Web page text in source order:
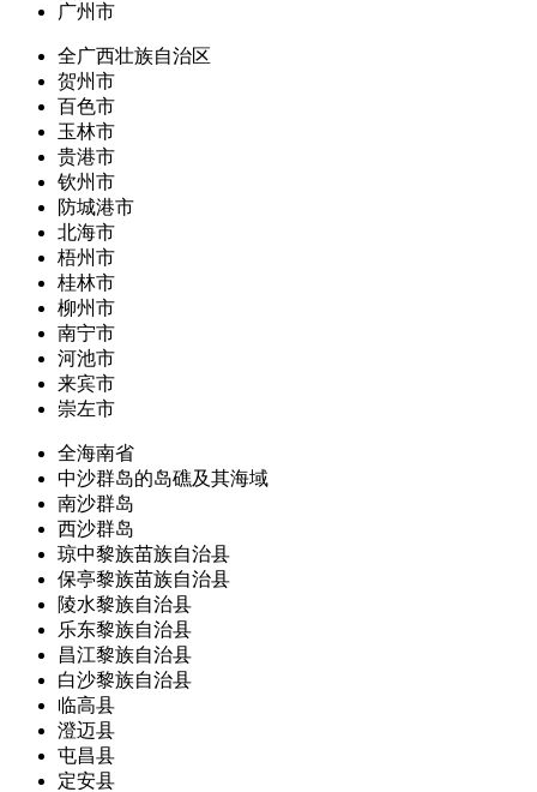
广州市
全广西壮族自治区
贺州市
百色市
玉林市
贵港市
钦州市
防城港市
北海市
梧州市
桂林市
柳州市
南宁市
河池市
来宾市
崇左市
全海南省
中沙群岛的岛礁及其海域
南沙群岛
西沙群岛
琼中黎族苗族自治县
保亭黎族苗族自治县
陵水黎族自治县
乐东黎族自治县
昌江黎族自治县
白沙黎族自治县
临高县
澄迈县
屯昌县
定安县